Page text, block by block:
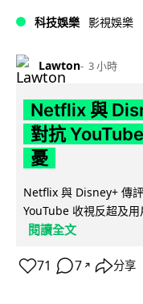
科技娛樂 影視娛樂
Lawton 3 小時
Netflix 與
對抗
憂
Netflix 與 Disney+ 傳
YouTube 收視反超及
閱讀全文
71 7 ↗ 分享